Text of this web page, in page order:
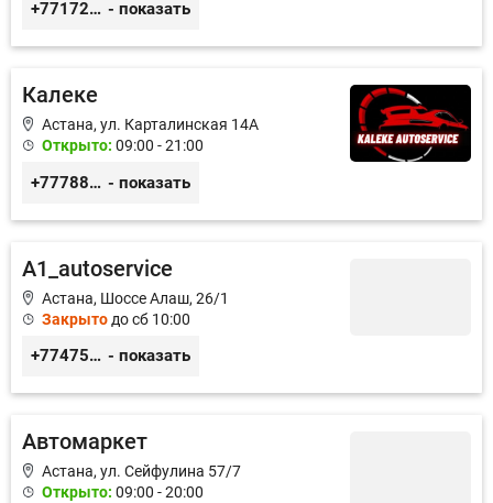
+77172944444 - показать
Калеке
Астана, ул. Карталинская 14А
Открыто: 09:00 - 21:00
+77788424140 - показать
A1_autoservice
Астана, Шоссе Алаш, 26/1
Закрыто до сб 10:00
+77475551113 - показать
Автомаркет
Астана, ул. Сейфулина 57/7
Открыто: 09:00 - 20:00